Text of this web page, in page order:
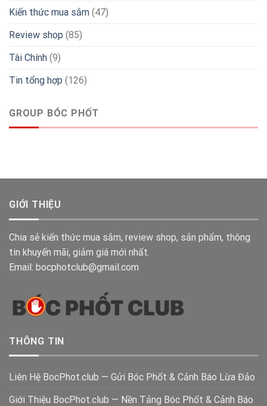
Kiến thức mua sắm (47)
Review shop (85)
Tài Chính (9)
Tin tổng hợp (126)
GROUP BÓC PHỐT
GIỚI THIỆU
Chia sẻ kiến thức mua sắm, review shop, sản phẩm, thông
tin khuyến mãi, giảm giá mới nhất.
Email: bocphotclub@gmail.com
THÔNG TIN
Liên Hệ BocPhot.club — Gửi Bóc Phốt & Cảnh Báo Lừa Đảo
Giới Thiệu BocPhot.club — Nền Tảng Bóc Phốt & Cảnh Báo